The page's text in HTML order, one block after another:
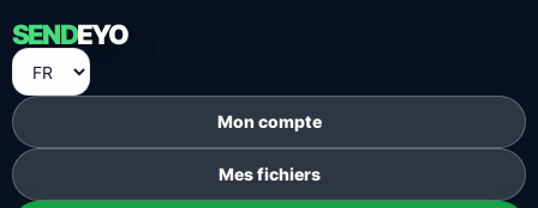
SENDEYO
Mon compte
Mes fichiers